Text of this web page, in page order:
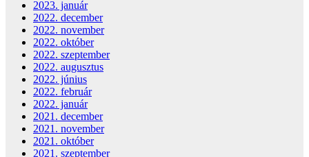
2023. január
2022. december
2022. november
2022. október
2022. szeptember
2022. augusztus
2022. június
2022. február
2022. január
2021. december
2021. november
2021. október
2021. szeptember